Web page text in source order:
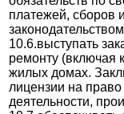
платежей, сборов
10.6.выступать
ремонту (включая
жилых домах.
лицензии на
деятельности,